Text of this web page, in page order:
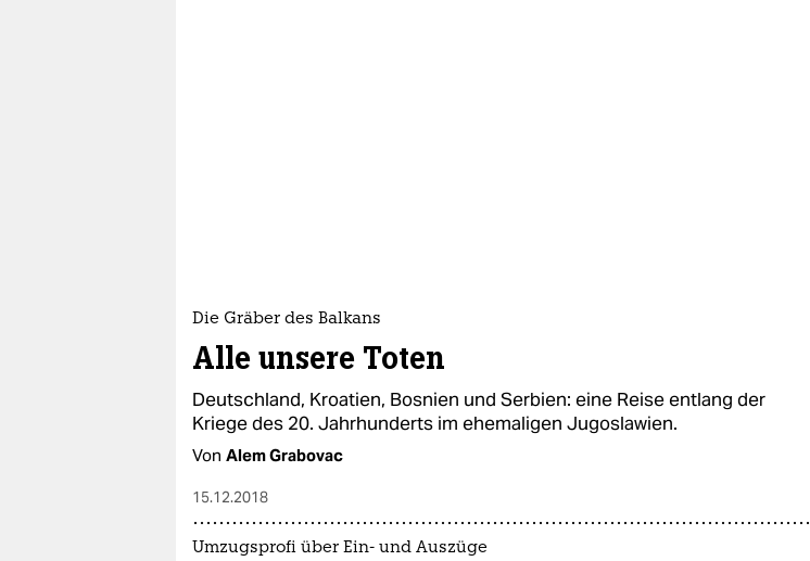
Die Gräber des Balkans
Alle unsere Toten
Deutschland, Kroatien, Bosnien und Serbien: eine Reise entlang der
Kriege des 20. Jahrhunderts im ehemaligen Jugoslawien.
Von Alem Grabovac
15.12.2018
Umzugsprofi über Ein- und Auszüge